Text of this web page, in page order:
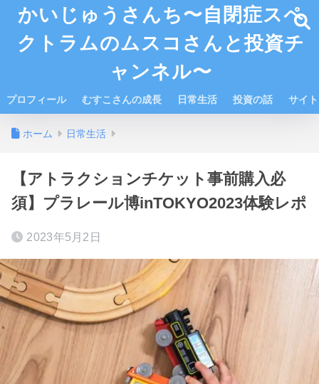
かいじゅうさんち〜自閉症スペ
クトラムのムスコさんと投資チ
ャンネル〜
プロフィール むすこさんの成長 日常生活 投資の話 サイ
ホーム 日常生活
【アトラクションチケット事前購入必
須】プラレール博inTOKYO2023体験レポ
2023年5月2日